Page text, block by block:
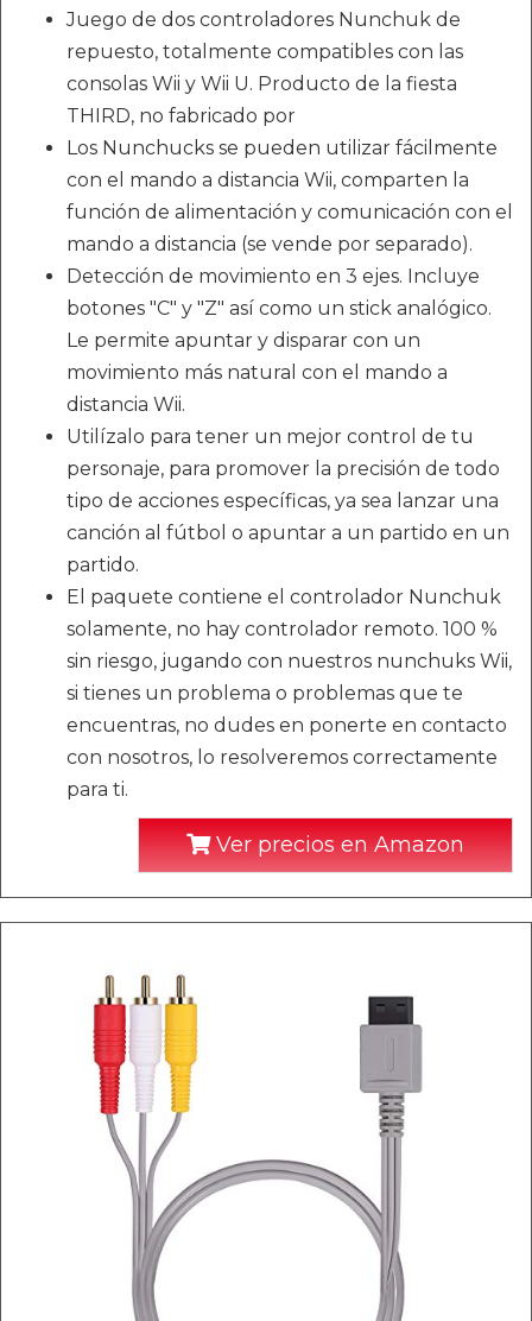
Juego de dos controladores Nunchuk de
repuesto, totalmente compatibles con las
consolas Wii y Wii U. Producto de la fiesta
THIRD, no fabricado por
Los Nunchucks se pueden utilizar fácilmente
con el mando a distancia Wii, comparten la
función de alimentación y comunicación con el
mando a distancia (se vende por separado).
Detección de movimiento en 3 ejes. Incluye
botones "C" y "Z" así como un stick analógico.
Le permite apuntar y disparar con un
movimiento más natural con el mando a
distancia Wii.
Utilízalo para tener un mejor control de tu
personaje, para promover la precisión de todo
tipo de acciones específicas, ya sea lanzar una
canción al fútbol o apuntar a un partido en un
partido.
El paquete contiene el controlador Nunchuk
solamente, no hay controlador remoto. 100 %
sin riesgo, jugando con nuestros nunchuks Wii,
si tienes un problema o problemas que te
encuentras, no dudes en ponerte en contacto
con nosotros, lo resolveremos correctamente
para ti.
Ver precios en Amazon